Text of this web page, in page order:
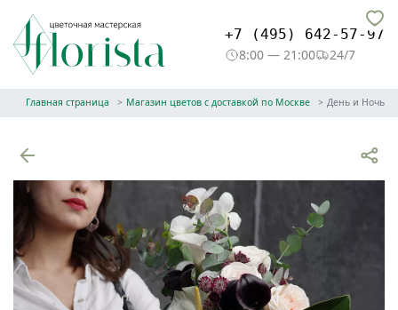
+7 (495) 642-57-97
8:00 — 21:00
24/7
Главная страница Магазин цветов с доставкой по Москве День и Ночь